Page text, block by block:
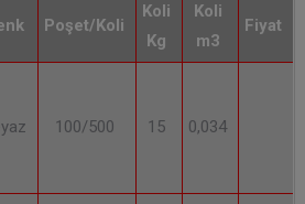
Poşet/Koli
Koli
Kg
Koli
m3
Fiyat
100/500 15 0,034